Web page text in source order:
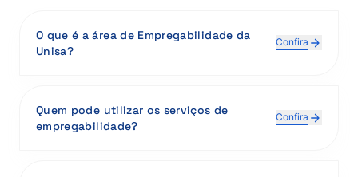
O que é a área de Empregabilidade da
Unisa?
Confira
estudantes e egressos. Oferecemos apoio para a
inserção no mercado de trabalho, orientação
Quem pode utilizar os serviços de
empregabilidade?
Confira